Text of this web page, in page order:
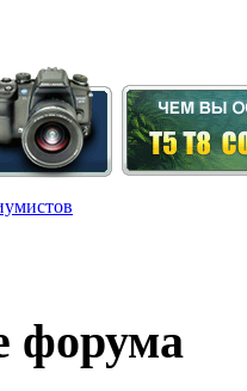
форума